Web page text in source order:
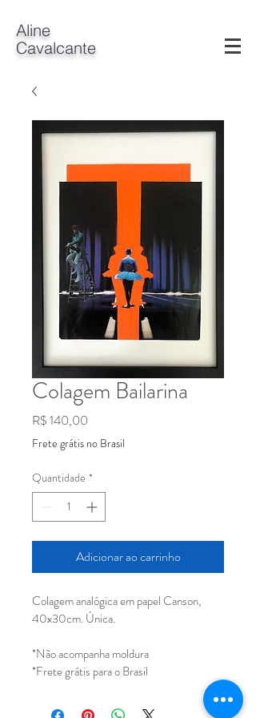
Aline
Cavalcante
Colagem Bailarina
R$ 140,00
Frete grátis no Brasil
Quantidade *
Adicionar ao carrinho
Colagem analógica em papel Canson,
40x30cm. Única.
*Não acompanha moldura
*Frete grátis para o Brasil